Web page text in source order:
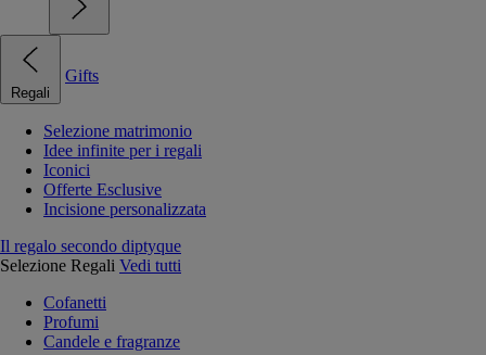
Regali
Gifts
Selezione matrimonio
Idee infinite per i regali
Iconici
Offerte Esclusive
Incisione personalizzata
Il regalo secondo diptyque
Selezione Regali Vedi tutti
Cofanetti
Profumi
Candele e fragranze